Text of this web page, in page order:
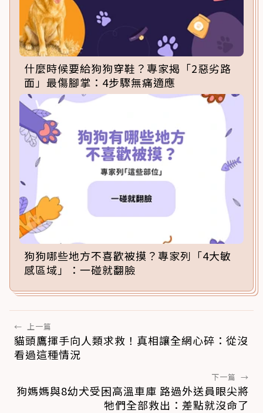
什麼時候要給狗狗穿鞋？專家揭「2惡劣路
面」最傷腳掌：4步驟無痛適應
狗狗哪些地方不喜歡被摸？專家列「4大敏
感區域」：一碰就翻臉
← 上一篇
貓頭鷹揮手向人類求救！真相讓全網心碎：從沒
看過這種情況
下一篇 →
狗媽媽與8幼犬受困高溫車庫 路過外送員眼尖將
牠們全部救出：差點就沒命了